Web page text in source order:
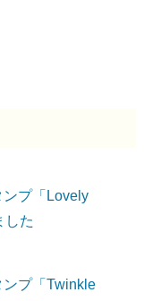
ンプ「Lovely
した
ンプ「Twinkle